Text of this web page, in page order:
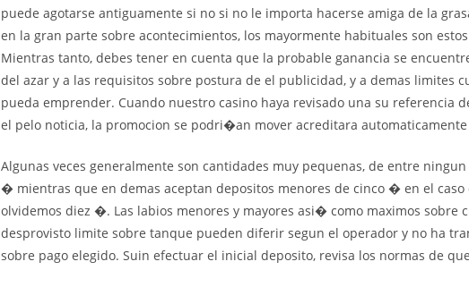
puede agotarse antiguamente si no si no le importa hacerse amiga de la
en la gran parte sobre acontecimientos, los mayormente habituales son
Mientras tanto, debes tener en cuenta que la probable ganancia se
del azar y a las requisitos sobre postura de el publicidad, y a demas limites
pueda emprender. Cuando nuestro casino haya revisado una su referencia
el pelo noticia, la promocion se podri�an mover acreditara
Algunas veces generalmente son cantidades muy pequenas, de entre
� mientras que en demas aceptan depositos menores de cinco � en el caso
olvidemos diez �. Las labios menores y mayores asi� como maximos sobre
desprovisto limite sobre tanque pueden diferir segun el operador y no ha
sobre pago elegido. Suin efectuar el inicial deposito, revisa los normas de